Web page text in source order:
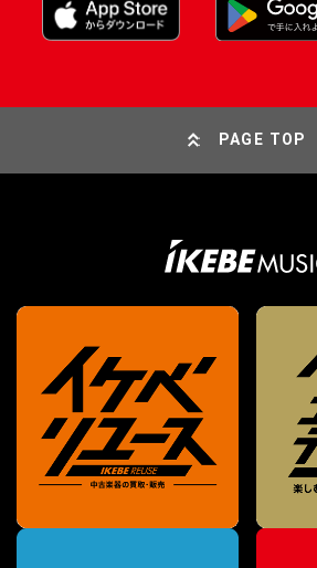
PAGE TOP